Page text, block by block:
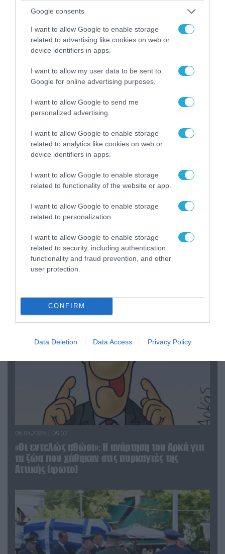
Google consents
I want to allow Google to enable storage
related to advertising like cookies on web or
device identifiers in apps.
I want to allow my user data to be sent to
Google for online advertising purposes.
I want to allow Google to send me
personalized advertising.
I want to allow Google to enable storage
related to analytics like cookies on web or
device identifiers in apps.
I want to allow Google to enable storage
related to functionality of the website or app.
I want to allow Google to enable storage
related to personalization.
I want to allow Google to enable storage
related to security, including authentication
functionality and fraud prevention, and other
user protection.
CONFIRM
Data Deletion Data Access Privacy Policy
06.08.2026 | 09:02
ΗΠΑ: Nέα στοιχεία για το περιστατικό με το
προεδρικό ελικόπτερο Marine One – Βρέθηκε
δίπλα σε επιβατικό αεροσκάφος
ΠΟΛΙΤΙΚΗ
06.08.2026 | 14:02
«Επιχείρηση ελεύθερα πεζοδρόμια» στην
06.08.2026 | 09:03
«Οι εντελώς αθώοι»: Η ανάρτηση του Αρκά για
τα ζώα που χάθηκαν στις πυρκαγιές της
Αττικής (φωτο)